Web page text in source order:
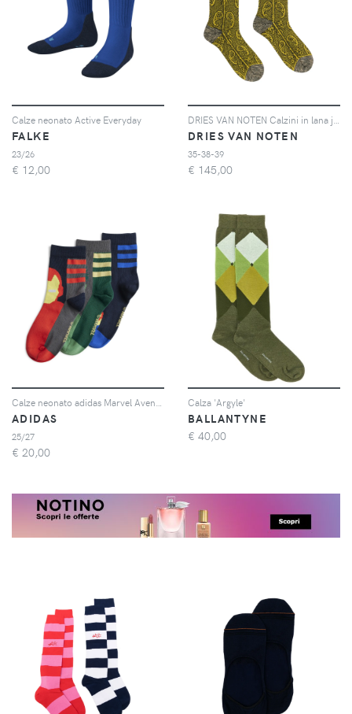
Calze neonato Active Everyday
FALKE
23/26
€ 12,00
DRIES VAN NOTEN Calzini in lana jacquard - Verde
DRIES VAN NOTEN
35-38-39
€ 145,00
Calze neonato adidas Marvel Avengers (x3)
ADIDAS
25/27
€ 20,00
Calza 'Argyle'
BALLANTYNE
€ 40,00